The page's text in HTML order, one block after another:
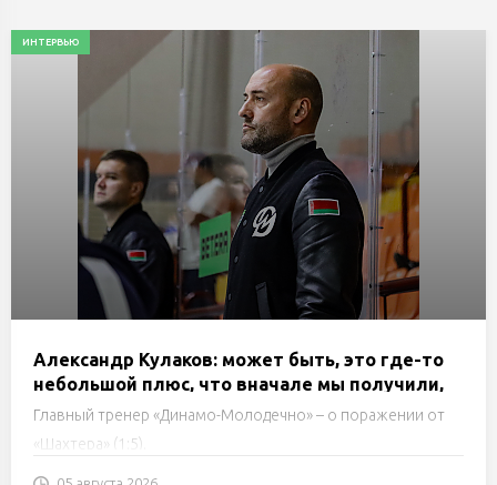
ИНТЕРВЬЮ
Александр Кулаков: может быть, это где-то
небольшой плюс, что вначале мы получили,
скажем так, пощечину. Я надеюсь, игроки
задумаются
Главный тренер «Динамо-Молодечно» – о поражении от
«Шахтера» (1:5).